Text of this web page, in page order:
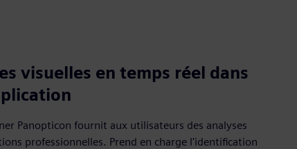
visuelles en temps réel dans
Panopticon fournit aux utilisateurs des analyses
professionnelles. Prend en charge l'identification